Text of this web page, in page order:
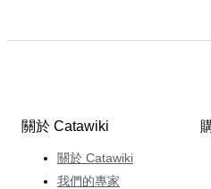
關於 Catawiki
關於 Catawiki
我們的專家